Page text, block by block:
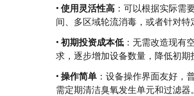
• 使用灵活性高 ：可以根据实际需
间、多区域轮流消毒，或者针对特
• 初期投资成本低 ：无需改造现有
求，逐步增加设备数量，降低初期
• 操作简单 ：设备操作界面友好，
需定期清洁臭氧发生单元和过滤器。